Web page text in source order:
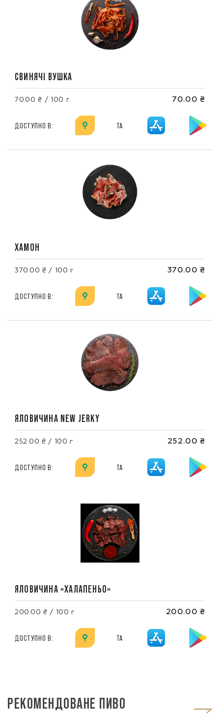
СВИНЯЧІ ВУШКА
70.00 ₴ / 100 г 70.00 ₴
ДОСТУПНО В: ТА
ХАМОН
370.00 ₴ / 100 г 370.00 ₴
ДОСТУПНО В: ТА
ЯЛОВИЧИНА NEW JERKY
252.00 ₴ / 100 г 252.00 ₴
ДОСТУПНО В: ТА
ЯЛОВИЧИНА «ХАЛАПЕНЬО»
200.00 ₴ / 100 г 200.00 ₴
ДОСТУПНО В: ТА
РЕКОМЕНДОВАНЕ ПИВО